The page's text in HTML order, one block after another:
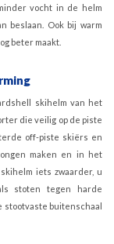
vocht in de helm
beslaan. Ook bij warm
beter maakt.
skihelm van het
die veilig op de piste
off-piste skiërs en
maken en in het
iets zwaarder, u
stoten tegen harde
stootvaste buitenschaal